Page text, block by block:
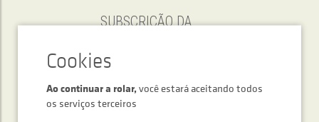
SUBSCRIÇÃO DA
ENVIAR
Ao continuar a rolar,você estará aceitando todos
os serviços terceiros